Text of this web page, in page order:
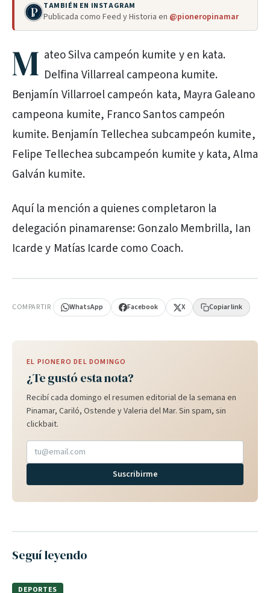
TAMBIÉN EN INSTAGRAM
Publicada como Feed y Historia en @pioneropinamar
M ateo Silva campeón kumite y en kata.
Delfina Villarreal campeona kumite.
Benjamín Villarroel campeón kata, Mayra Galeano
campeona kumite, Franco Santos campeón
kumite. Benjamín Tellechea subcampeón kumite,
Felipe Tellechea subcampeón kumite y kata, Alma
Galván kumite.
Aquí la mención a quienes completaron la
delegación pinamarense: Gonzalo Membrilla, Ian
Icarde y Matías Icarde como Coach.
COMPARTIR WhatsApp Facebook X Copiar link
EL PIONERO DEL DOMINGO
¿Te gustó esta nota?
Recibí cada domingo el resumen editorial de la semana en
Pinamar, Cariló, Ostende y Valeria del Mar. Sin spam, sin
clickbait.
Suscribirme
Seguí leyendo
DEPORTES